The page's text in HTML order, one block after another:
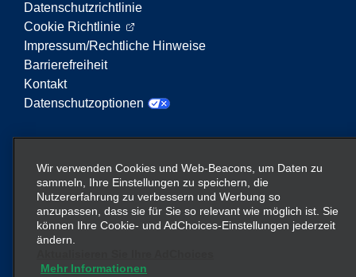
Datenschutzrichtlinie
Cookie Richtlinie
Impressum/Rechtliche Hinweise
Barrierefreiheit
Kontakt
Datenschutzoptionen
Mobilitätsservices. Der Begriff „Enterprise Mobility“
auf dieser Website verweist auf bestimmte
Unternehmenseinheiten und/oder die Marke
Enterprise Mobility, wobei Informationen zu vielen
Unternehmen übermittelt werden. Diese Verweise
vermitteln oder ersetzen. Weitere Informationen
Wir verwenden Cookies und Web-Beacons, um Daten zu
sammeln, Ihre Einstellungen zu speichern, die
Nutzererfahrung zu verbessern und Werbung so
anzupassen, dass sie für Sie so relevant wie möglich ist. Sie
können Ihre Cookie- und AdChoices-Einstellungen jederzeit
ändern.
Mehr Informationen